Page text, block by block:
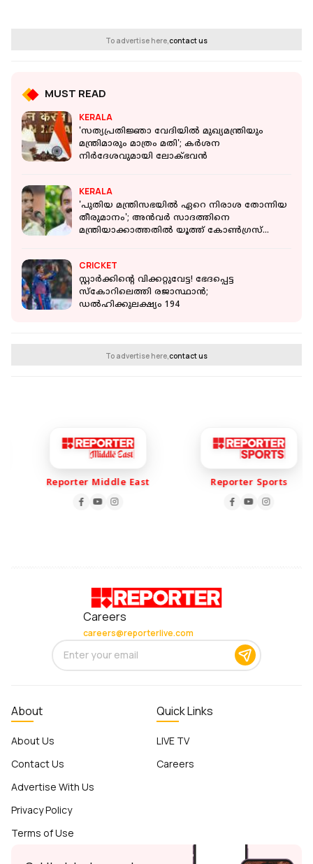
To advertise here,contact us
MUST READ
KERALA
'സത്യപ്രതിജ്ഞാ വേദിയില്‍ മുഖ്യമന്ത്രിയും
മന്ത്രിമാരും മാത്രം മതി'; കര്‍ശന
നിര്‍ദേശവുമായി ലോക്ഭവന്‍
KERALA
'പുതിയ മന്ത്രിസഭയിൽ ഏറെ നിരാശ തോന്നിയ
തീരുമാനം'; അൻവർ സാദത്തിനെ
മന്ത്രിയാക്കാത്തതിൽ യൂത്ത് കോൺഗ്രസ്
CRICKET
സ്റ്റാര്‍ക്കിന്റെ വിക്കറ്റുവേട്ട! ഭേദപ്പെട്ട
സ്‌കോറിലെത്തി രജാസ്ഥാന്‍;
ഡല്‍ഹിക്കുലക്ഷ്യം 194
To advertise here,contact us
Reporter Middle East Reporter Sports
Careers
careers@reporterlive.com
About
About Us
Contact Us
Advertise With Us
Privacy Policy
Terms of Use
Quick Links
LIVE TV
Careers